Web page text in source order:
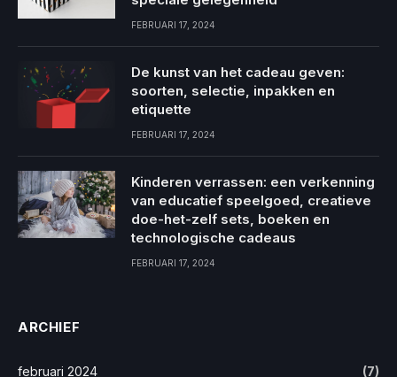
FEBRUARI 17, 2024
De kunst van het cadeau geven:
soorten, selectie, inpakken en
etiquette
FEBRUARI 17, 2024
Kinderen verrassen: een verkenning
van educatief speelgoed, creatieve
doe-het-zelf sets, boeken en
technologische cadeaus
FEBRUARI 17, 2024
ARCHIEF
februari 2024
(7)